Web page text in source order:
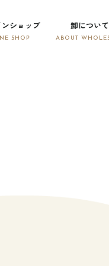
ショップ 卸について